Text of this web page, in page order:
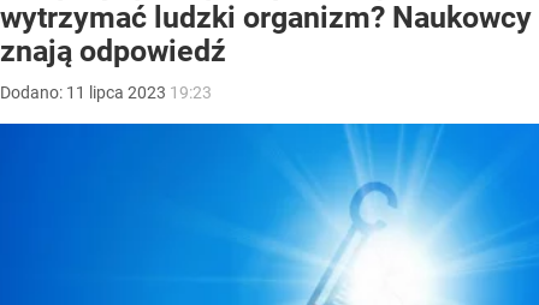
wytrzymać ludzki organizm? Naukowcy
znają odpowiedź
Dodano: 11 lipca 2023 19:23